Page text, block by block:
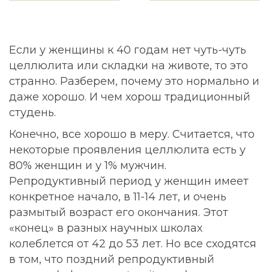
Если у женщины к 40 годам нет чуть-чуть
целлюлита или складки на животе, то это
странно. Разберем, почему это нормально и
даже хорошо. И чем хорош традиционный
студень.
Конечно, все хорошо в меру. Считается, что
некоторые проявления целлюлита есть у
80% женщин и у 1% мужчин.
Репродуктивный период у женщин имеет
конкретное начало, в 11-14 лет, и очень
размытый возраст его окончания. Этот
«конец» в разных научных школах
колеблется от 42 до 53 лет. Но все сходятся
в том, что поздний репродуктивный